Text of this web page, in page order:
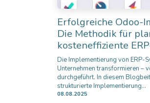
Erfolgreiche Odoo-
Die Methodik für
kosteneffiziente
Die Implementierung von ERP-
Unternehmen transformieren –
durchgeführt. In diesem
strukturierte Implementierung...
08.08.2025